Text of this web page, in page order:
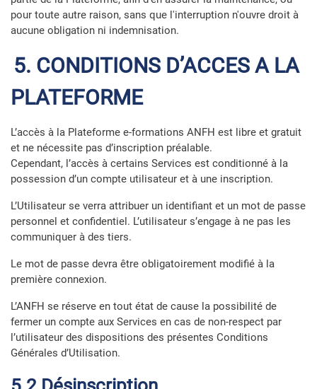
pour toute autre raison, sans que l'interruption n'ouvre droit à
aucune obligation ni indemnisation.
5. CONDITIONS D’ACCES A LA
PLATEFORME
L’accès à la Plateforme e-formations ANFH est libre et gratuit
et ne nécessite pas d’inscription préalable.
Cependant, l’accès à certains Services est conditionné à la
possession d’un compte utilisateur et à une inscription.
L’Utilisateur se verra attribuer un identifiant et un mot de passe
personnel et confidentiel. L’utilisateur s’engage à ne pas les
communiquer à des tiers.
Le mot de passe devra être obligatoirement modifié à la
première connexion.
L’ANFH se réserve en tout état de cause la possibilité de
fermer un compte aux Services en cas de non-respect par
l’utilisateur des dispositions des présentes Conditions
Générales d’Utilisation.